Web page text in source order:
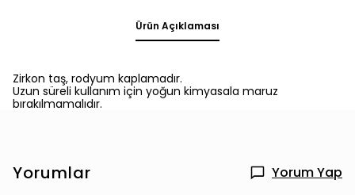
Ürün Açıklaması
Zirkon taş, rodyum kaplamadır.
Uzun süreli kullanım için yoğun kimyasala maruz
bırakılmamalıdır.
Yorumlar Yorum Yap